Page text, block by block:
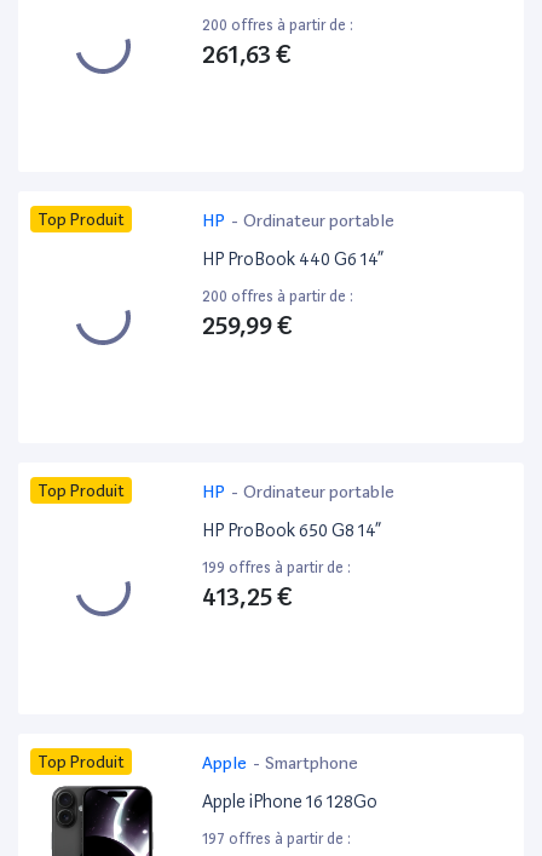
200 offres à partir de :
261,63 €
Top Produit HP - Ordinateur portable
HP ProBook 440 G6 14”
200 offres à partir de :
259,99 €
Top Produit HP - Ordinateur portable
HP ProBook 650 G8 14”
199 offres à partir de :
413,25 €
Top Produit Apple - Smartphone
Apple iPhone 16 128Go
197 offres à partir de :